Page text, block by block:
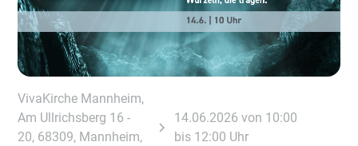
VivaKirche Mannheim,
Am Ullrichsberg 16 -
20, 68309, Mannheim,
14.06.2026 von 10:00
bis 12:00 Uhr